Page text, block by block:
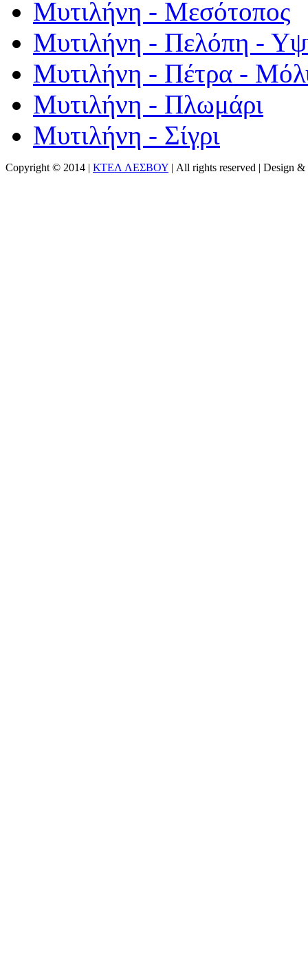
Μυτιλήνη - Μεσότοπος
Μυτιλήνη - Πελόπη -
Μυτιλήνη - Πέτρα -
Μυτιλήνη - Πλωμάρι
Μυτιλήνη - Σίγρι
Copyright © 2014 | ΚΤΕΛ ΛΕΣΒΟΥ | All rights reserved | Design &